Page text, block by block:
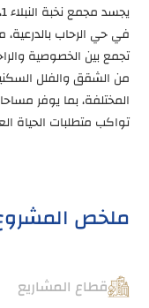
في حي الرحاب
تجمع بين الخصوصية
من الشقق والفلل
المختلفة، بما يوفر
تواكب متطلبات الحياة
ملخص
قطاع المشاريع